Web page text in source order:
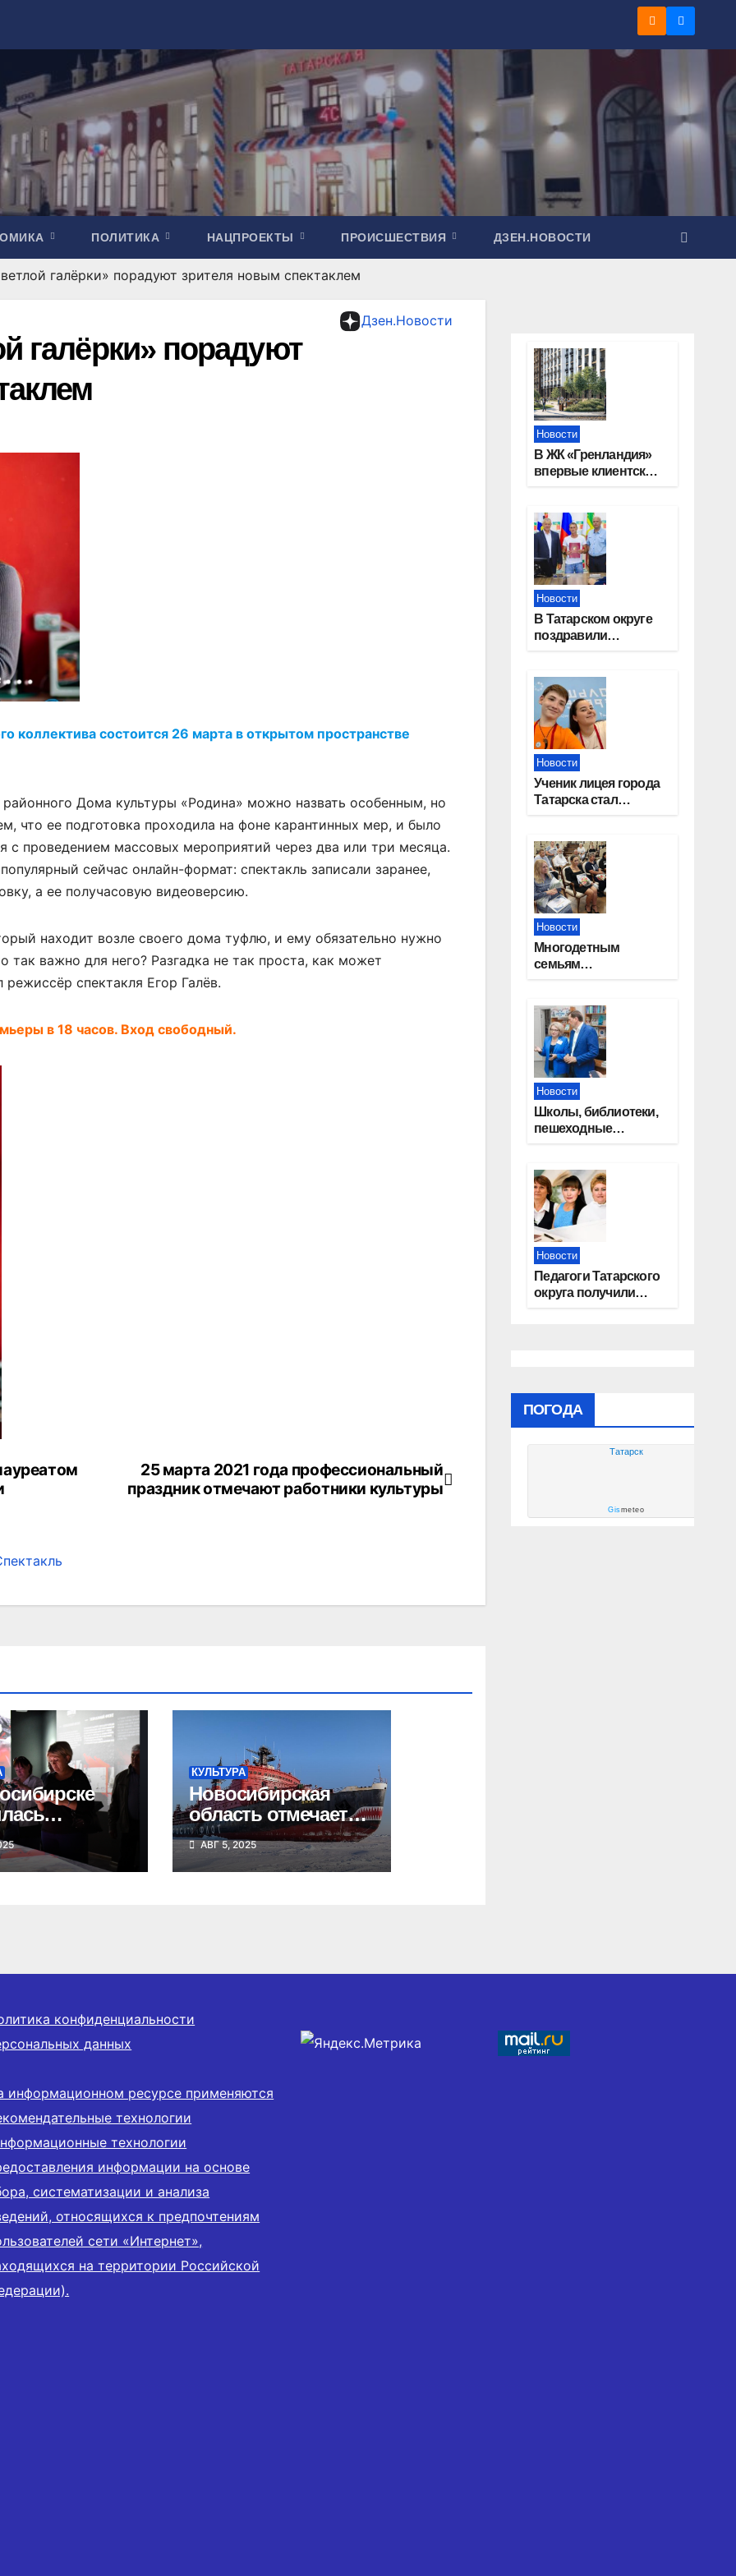
ПОЛИТИКА НАЦПРОЕКТЫ ПРОИСШЕСТВИЯ ДЗЕН.НОВОСТИ
галёрки» порадуют зрителя новым спектаклем
Дзен.Новости
галёрки» порадуют
коллектива состоится 26 марта в открытом пространстве
Дома культуры «Родина» можно назвать особенным, но
что ее подготовка проходила на фоне карантинных мер, и было
с проведением массовых мероприятий через два или три месяца.
сейчас онлайн-формат: спектакль записали заранее,
а ее получасовую видеоверсию.
находит возле своего дома туфлю, и ему обязательно нужно
важно для него? Разгадка не так проста, как может
режиссёр спектакля Егор Галёв.
в 18 часов. Вход свободный.
25 марта 2021 года профессиональный
праздник отмечают работники культуры
КУЛЬТУРА
Новосибирская
область отмечает
500-летие начала
освоения
Северного
АВГ 5, 2025
Новости
В ЖК «Гренландия»
впервые клиентские
группы компаний
«СОЮЗ»
Новости
В Татарском округе
поздравили
отрасли
Новости
Ученик лицея города
Татарска стал
Новости
Многодетным
семьям
сертификаты на
приобретение
автомобилей
Новости
Школы, библиотеки,
пешеходные
«Единой России»
контролируют
работы на
социальных
объектах
Новости
Педагоги Татарского
округа получили
ПОГОДА
Татарск
Gismeteo
конфиденциальности
данных
информационном ресурсе применяются
технологии
технологии
информации на основе
систематизации и анализа
относящихся к предпочтениям
сети «Интернет»,
на территории Российской